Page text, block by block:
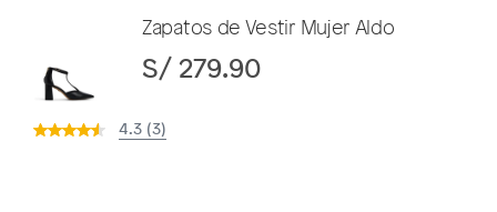
r
Zapatos de Vestir Mujer Aldo
S/ 279.90
4.3 (3)